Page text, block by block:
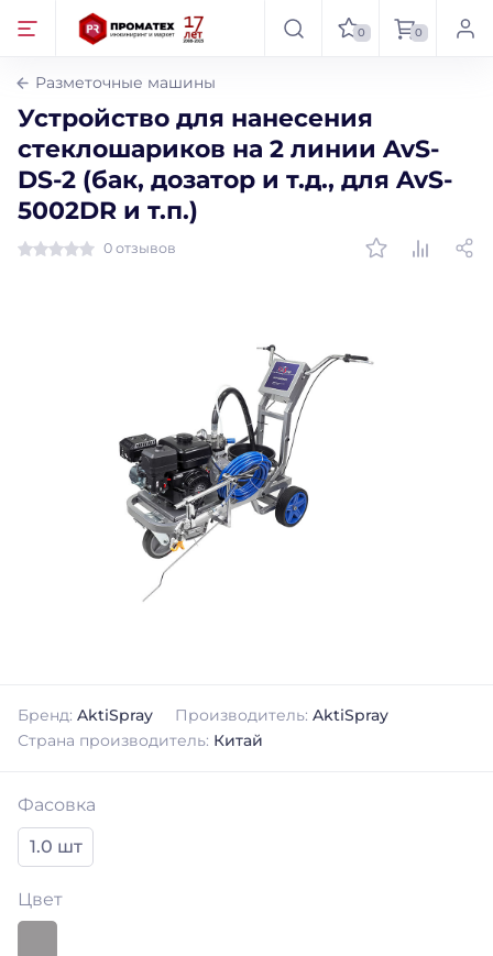
0 0
Разметочные машины
Устройство для нанесения
стеклошариков на 2 линии AvS-
DS-2 (бак, дозатор и т.д., для AvS-
5002DR и т.п.)
0 отзывов
Бренд: AktiSpray Производитель: AktiSpray
Страна производитель: Китай
Фасовка
1.0 шт
Цвет